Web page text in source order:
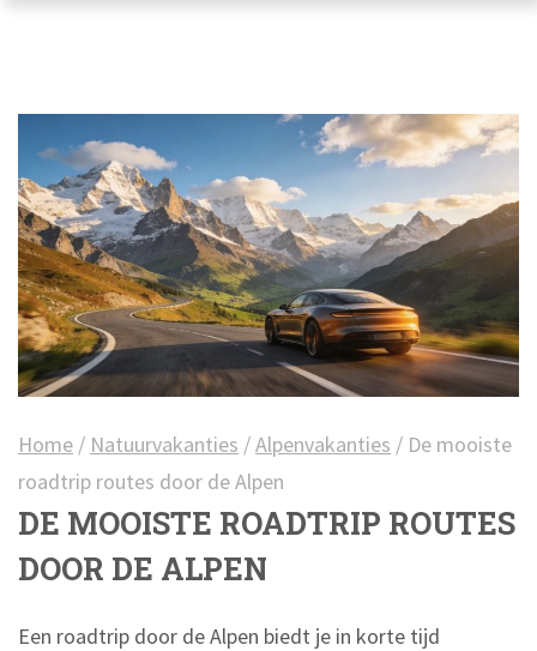
Home / Natuurvakanties /Alpenvakanties / De mooiste
roadtrip routes door de Alpen
DE MOOISTE ROADTRIP ROUTES
DOOR DE ALPEN
Een roadtrip door de Alpen biedt je in korte tijd